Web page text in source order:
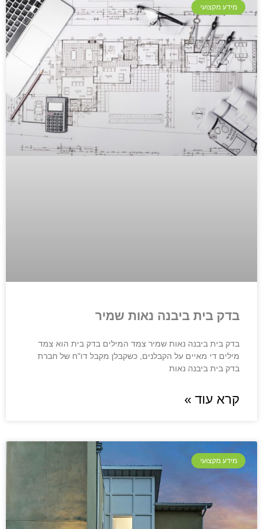
מידע מקצועי
בדק בית ביבנה נאות שמיר
בדק בית ביבנה נאות שמיר צמד המילים בדק בית הוא צמד
מילים די מאיים על הקבלנים, כשקבלן מקבל דו"ח של חברת
בדק בית ביבנה נאות
קרא עוד »
מידע מקצועי